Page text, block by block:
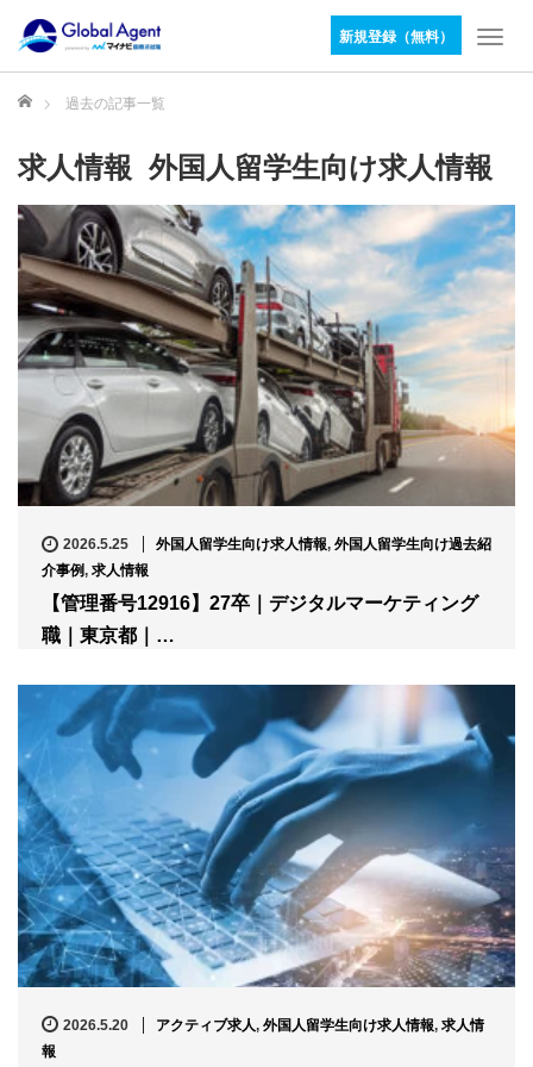
新規登録（無料）
T
e
a
v
i
t
ホーム 過去の記事一覧
求人情報 外国人留学生向け求人情報
2026.5.25 外国人留学生向け求人情報, 外国人留学生向け過去紹
介事例, 求人情報
【管理番号12916】27卒｜デジタルマーケティング
職｜東京都｜…
2026.5.20 アクティブ求人, 外国人留学生向け求人情報, 求人情
報